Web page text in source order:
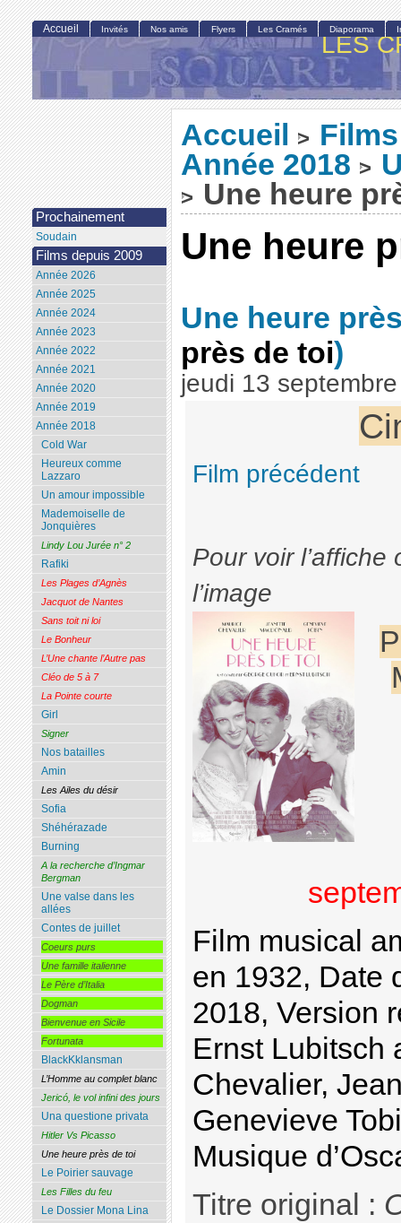
LES
Accueil >
Année 2018 >
> Une heure
Une heure
Une heure
près de toi)
jeudi 13
Film précédent
Pour voir
l’image
Film musical
en 1932, Date
2018, Version
Ernst Lubitsch
Chevalier,
Genevieve
Musique
Titre original :
Accueil Invités Nos amis Flyers Les Cramés Diaporama
Prochainement
Soudain
Films depuis 2009
Année 2026
Année 2025
Année 2024
Année 2023
Année 2022
Année 2021
Année 2020
Année 2019
Année 2018
Cold War
Heureux comme
Lazzaro
Un amour impossible
Mademoiselle de
Jonquières
Lindy Lou Jurée n° 2
Rafiki
Les Plages d’Agnès
Jacquot de Nantes
Sans toit ni loi
Le Bonheur
L’Une chante l’Autre pas
Cléo de 5 à 7
La Pointe courte
Girl
Signer
Nos batailles
Amin
Les Ailes du désir
Sofia
Shéhérazade
Burning
A la recherche d’Ingmar
Bergman
Une valse dans les
allées
Contes de juillet
Coeurs purs
Une famille italienne
Le Père d’Italia
Dogman
Bienvenue en Sicile
Fortunata
BlackKklansman
L’Homme au complet blanc
Jericó, le vol infini des jours
Una questione privata
Hitler Vs Picasso
Une heure près de toi
Le Poirier sauvage
Les Filles du feu
Le Dossier Mona Lina